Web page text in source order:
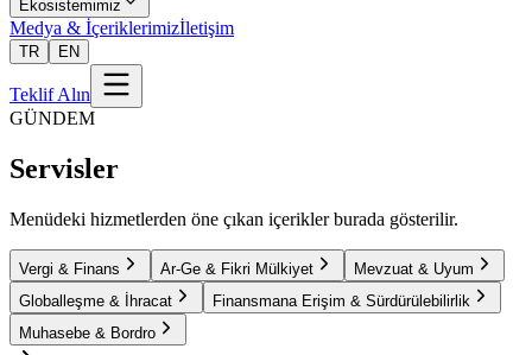
Ekosistemimiz
Medya & İçeriklerimizİletişim
TR EN
Teklif Alın
GÜNDEM
Servisler
Menüdeki hizmetlerden öne çıkan içerikler burada gösterilir.
Vergi & Finans Ar-Ge & Fikri Mülkiyet
Mevzuat & Uyum
Globalleşme & İhracat
Finansmana Erişim & Sürdürülebilirlik
Muhasebe & Bordro